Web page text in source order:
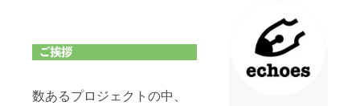
数あるプロジェクトの中、